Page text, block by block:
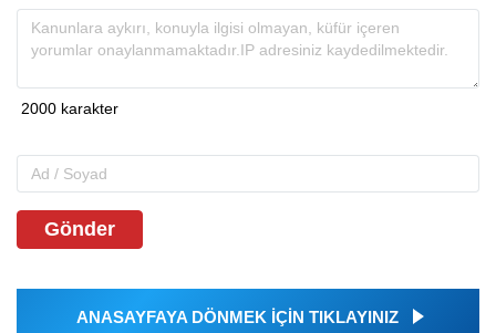
Gönder
ANASAYFAYA DÖNMEK İÇİN TIKLAYINIZ